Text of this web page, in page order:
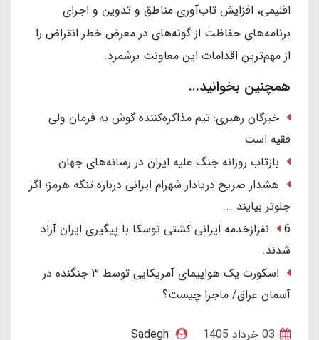
اقلیمی، افزایش تاب‌آوری مناطق و تدوین و اجرای
برنامه‌های حفاظت از گونه‌های در معرض خطر انقراض را
از مهم‌ترین اقدامات این معاونت برشمرد.
همچنین بخوانید...
خبرگان رهبری: تیم مذاکره‌کننده گوش به فرمان ولی
فقیه است
بازتاب روزانه جنگ علیه ایران در رسانه‌های جهان
هشدار صریح دریادار شهرام ایرانی درباره تنگه هرمز؛ اگر
جلوتر بیایند ...
6 نفرازخدمه ایرانی کشتی توسکا با پیگیری ایران آزاد
شدند.
اسکورت یک هواپیمای آمریکایی توسط ۳ جنگنده در
آسمان عراق/ ماجرا چیست؟
Sadegh